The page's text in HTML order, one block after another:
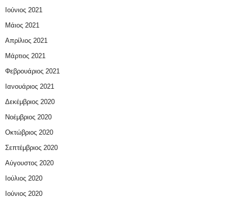
Ιούνιος 2021
Μάιος 2021
Απρίλιος 2021
Μάρτιος 2021
Φεβρουάριος 2021
Ιανουάριος 2021
Δεκέμβριος 2020
Νοέμβριος 2020
Οκτώβριος 2020
Σεπτέμβριος 2020
Αύγουστος 2020
Ιούλιος 2020
Ιούνιος 2020